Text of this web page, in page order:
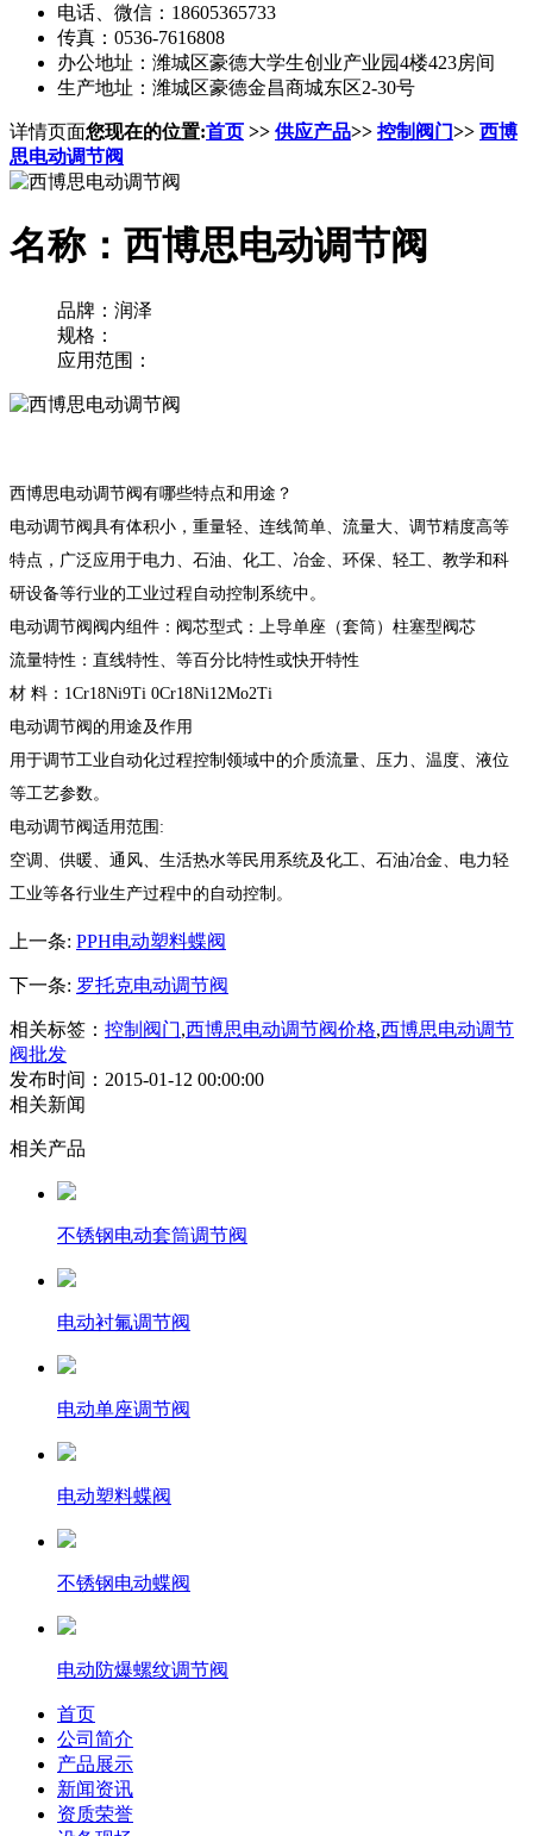
电话、微信：18605365733
传真：0536-7616808
办公地址：潍城区豪德大学生创业产业园4楼423房间
生产地址：潍城区豪德金昌商城东区2-30号
详情页面您现在的位置:首页 >> 供应产品>> 控制阀门>> 西博
思电动调节阀
名称：西博思电动调节阀
品牌：润泽
规格：
应用范围：
西博思电动调节阀有哪些特点和用途？
电动调节阀具有体积小，重量轻、连线简单、流量大、调节精度高等
特点，广泛应用于电力、石油、化工、冶金、环保、轻工、教学和科
研设备等行业的工业过程自动控制系统中。
电动调节阀阀内组件：阀芯型式：上导单座（套筒）柱塞型阀芯
流量特性：直线特性、等百分比特性或快开特性
材 料：1Cr18Ni9Ti 0Cr18Ni12Mo2Ti
电动调节阀的用途及作用
用于调节工业自动化过程控制领域中的介质流量、压力、温度、液位
等工艺参数。
电动调节阀适用范围:
空调、供暖、通风、生活热水等民用系统及化工、石油冶金、电力轻
工业等各行业生产过程中的自动控制。
上一条: PPH电动塑料蝶阀
下一条: 罗托克电动调节阀
相关标签： 控制阀门,西博思电动调节阀价格,西博思电动调节
阀批发
发布时间：2015-01-12 00:00:00
相关新闻
相关产品
不锈钢电动套筒调节阀
电动衬氟调节阀
电动单座调节阀
电动塑料蝶阀
不锈钢电动蝶阀
电动防爆螺纹调节阀
首页
公司简介
产品展示
新闻资讯
资质荣誉